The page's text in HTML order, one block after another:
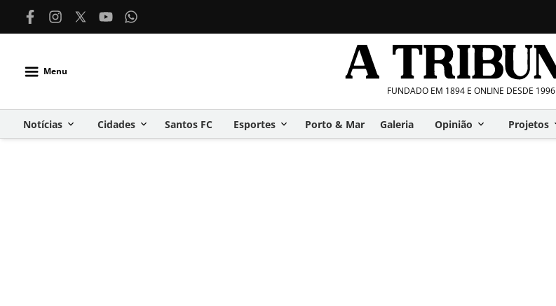
Menu
FUNDADO EM 1894 E ONLINE DESDE 1996
Notícias Cidades Santos FC Esportes Porto & Mar Galeria Opinião Projetos